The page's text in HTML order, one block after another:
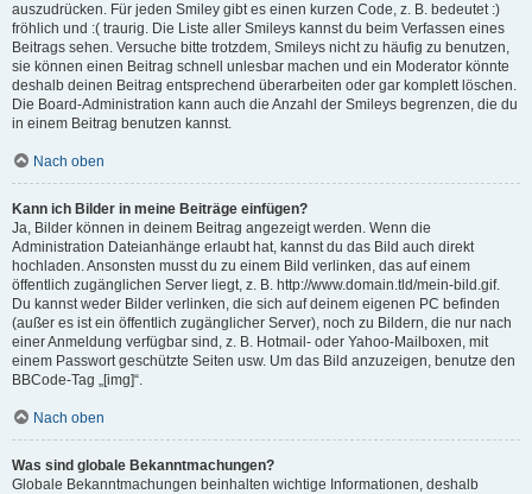
auszudrücken. Für jeden Smiley gibt es einen kurzen Code, z. B. bedeutet :)
fröhlich und :( traurig. Die Liste aller Smileys kannst du beim Verfassen eines
Beitrags sehen. Versuche bitte trotzdem, Smileys nicht zu häufig zu benutzen,
sie können einen Beitrag schnell unlesbar machen und ein Moderator könnte
deshalb deinen Beitrag entsprechend überarbeiten oder gar komplett löschen.
Die Board-Administration kann auch die Anzahl der Smileys begrenzen, die du
in einem Beitrag benutzen kannst.
Nach oben
Kann ich Bilder in meine Beiträge einfügen?
Ja, Bilder können in deinem Beitrag angezeigt werden. Wenn die
Administration Dateianhänge erlaubt hat, kannst du das Bild auch direkt
hochladen. Ansonsten musst du zu einem Bild verlinken, das auf einem
öffentlich zugänglichen Server liegt, z. B. http://www.domain.tld/mein-bild.gif.
Du kannst weder Bilder verlinken, die sich auf deinem eigenen PC befinden
(außer es ist ein öffentlich zugänglicher Server), noch zu Bildern, die nur nach
einer Anmeldung verfügbar sind, z. B. Hotmail- oder Yahoo-Mailboxen, mit
einem Passwort geschützte Seiten usw. Um das Bild anzuzeigen, benutze den
BBCode-Tag „[img]“.
Nach oben
Was sind globale Bekanntmachungen?
Globale Bekanntmachungen beinhalten wichtige Informationen, deshalb